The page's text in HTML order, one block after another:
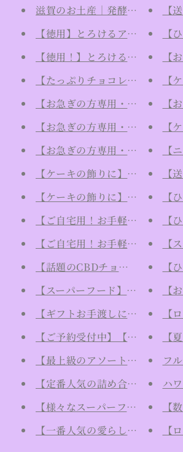
滋賀のお土産｜発酵ヴィーガ
【徳用】とろけるアイスケー
【徳用！】とろけるアイスケ
【たっぷりチョコレートを味
【お急ぎの方専用・日時指定
【お急ぎの方専用・日時指定
【お急ぎの方専用・日時指定
【ケーキの飾りに】孔雀のカ
【ケーキの飾りに】寄り沿う
【ご自宅用！お手軽ギフト！
【ご自宅用！お手軽ギフト！
【話題のCBDチョコレート】
【スーパーフード】ローカカ
【ギフトお手渡しに】手提げの
【ご予約受付中】【夏限定の
【最上級のアソートギフト商
【定番人気の詰め合わせ！】
【様々なスーパーフードが詰
【一番人気の愛らしいギフト
【
【
【
【
【
【
【
【
【
【
【
【
【
【
【
フ
ハ
【
【